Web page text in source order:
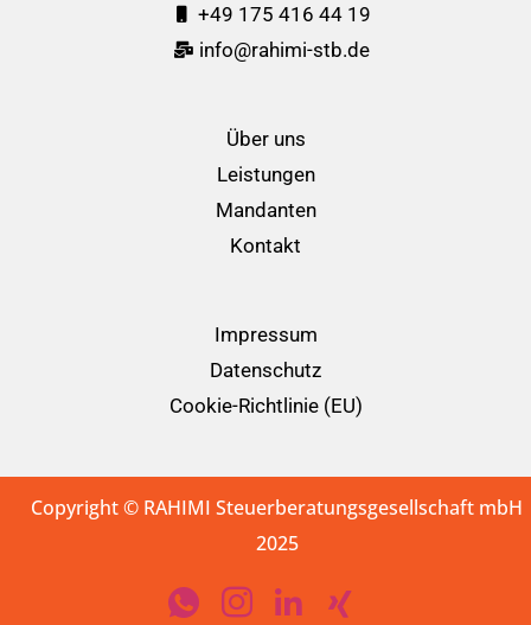
+49 175 416 44 19
info@rahimi-stb.de
Über uns
Leistungen
Mandanten
Kontakt
Impressum
Datenschutz
Cookie-Richtlinie (EU)
Copyright © RAHIMI Steuerberatungsgesellschaft mbH
2025